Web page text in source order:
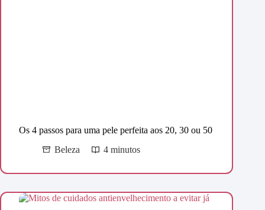
Os 4 passos para uma pele perfeita aos 20, 30 ou 50
Beleza
4 minutos